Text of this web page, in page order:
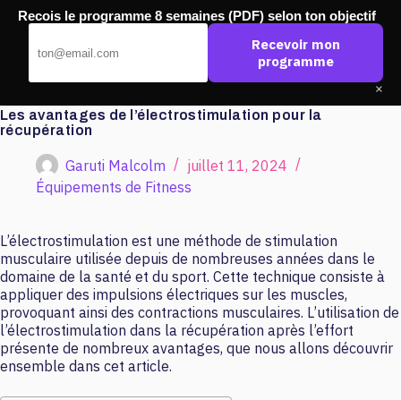
Passer
Les avantages de l’électrostimulation pour la
récupération
Garuti Malcolm
juillet 11, 2024
Équipements de Fitness
L’électrostimulation est une méthode de stimulation
musculaire utilisée depuis de nombreuses années dans le
domaine de la santé et du sport. Cette technique consiste à
appliquer des impulsions électriques sur les muscles,
provoquant ainsi des contractions musculaires. L’utilisation de
l’électrostimulation dans la récupération après l’effort
présente de nombreux avantages, que nous allons découvrir
ensemble dans cet article.
Recois le programme 8 semaines (PDF) selon ton objectif
Recevoir mon
programme
×